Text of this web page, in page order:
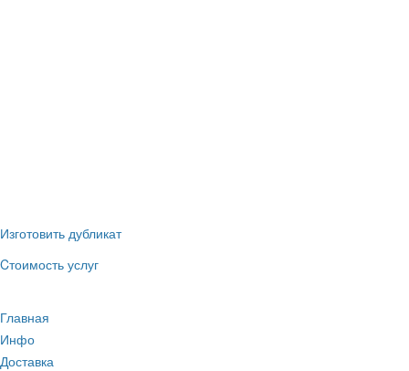
Изготовить дубликат
Cтоимость услуг
Главная
Инфо
Доставка